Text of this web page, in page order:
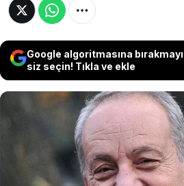
Google algoritmasına
siz seçin! Tıkla ve ekle
Bekir
SÖZCÜ’de